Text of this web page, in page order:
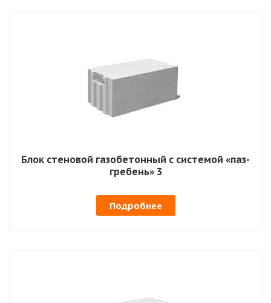
Блок стеновой газобетонный с системой «паз-
гребень» 3
Подробнее